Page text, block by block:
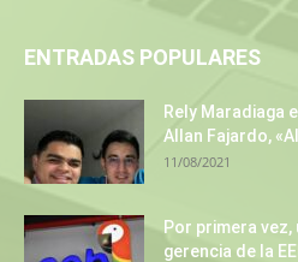
ENTRADAS POPULARES
Rely Maradiaga
Allan Fajardo,
11/08/2021
Por primera
gerencia de la